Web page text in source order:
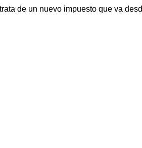
de un nuevo impuesto que va